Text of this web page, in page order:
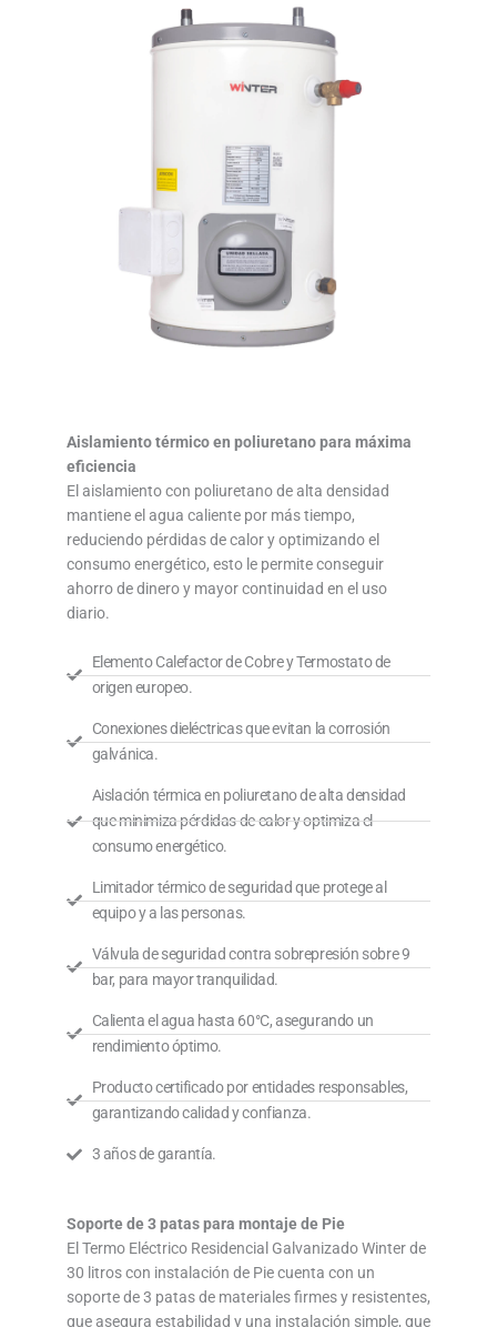
Aislamiento térmico en poliuretano para máxima
eficiencia
El aislamiento con poliuretano de alta densidad
mantiene el agua caliente por más tiempo,
reduciendo pérdidas de calor y optimizando el
consumo energético, esto le permite conseguir
ahorro de dinero y mayor continuidad en el uso
diario.
Elemento Calefactor de Cobre y Termostato de
origen europeo.
Conexiones dieléctricas que evitan la corrosión
galvánica.
Aislación térmica en poliuretano de alta densidad
que minimiza pérdidas de calor y optimiza el
consumo energético.
Limitador térmico de seguridad que protege al
equipo y a las personas.
Válvula de seguridad contra sobrepresión sobre 9
bar, para mayor tranquilidad.
Calienta el agua hasta 60°C, asegurando un
rendimiento óptimo.
Producto certificado por entidades responsables,
garantizando calidad y confianza.
3 años de garantía.
Soporte de 3 patas para montaje de Pie
El Termo Eléctrico Residencial Galvanizado Winter de
30 litros con instalación de Pie cuenta con un
soporte de 3 patas de materiales firmes y resistentes,
que asegura estabilidad y una instalación simple, que